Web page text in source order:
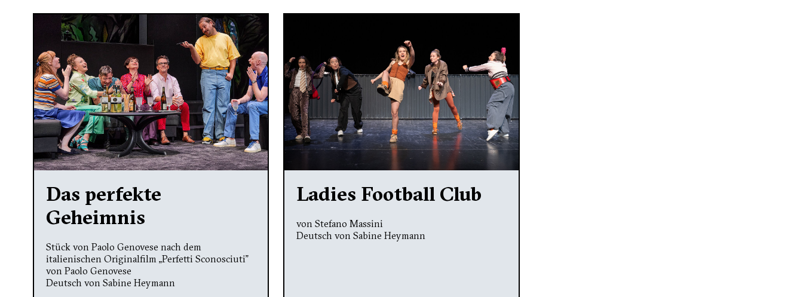
Das perfekte
Geheimnis
Stück von Paolo Genovese nach dem
italienischen Originalfilm „Perfetti Sconosciuti”
von Paolo Genovese
Deutsch von Sabine Heymann
Ladies Football Club
von Stefano Massini
Deutsch von Sabine Heymann